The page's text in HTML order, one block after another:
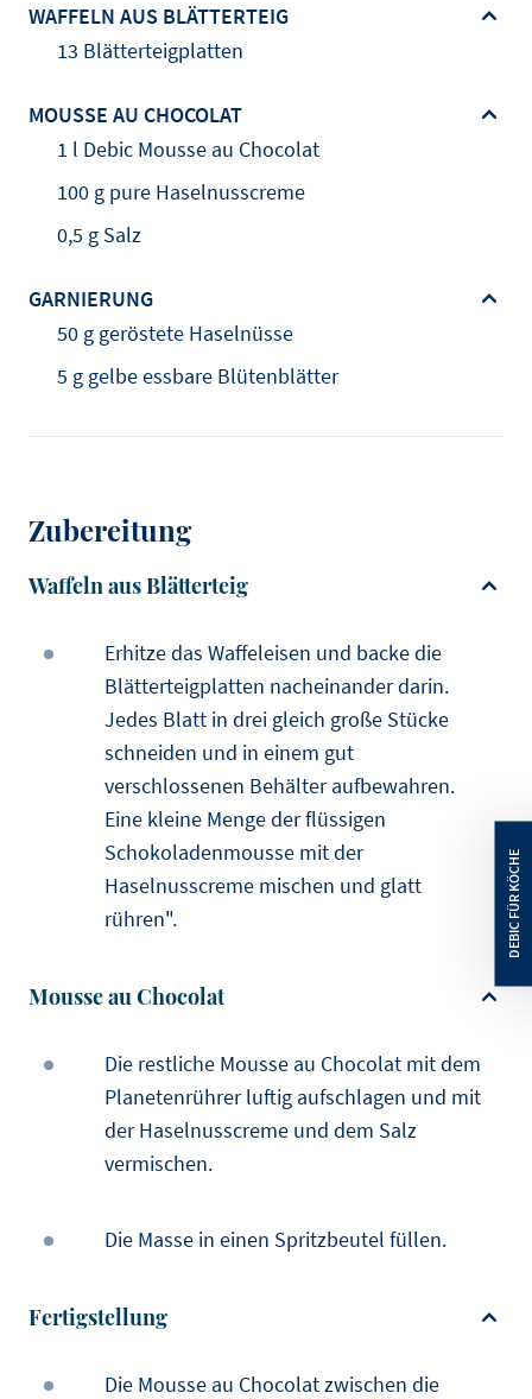
WAFFELN AUS BLÄTTERTEIG
13 Blätterteigplatten
MOUSSE AU CHOCOLAT
1 l Debic Mousse au Chocolat
100 g pure Haselnusscreme
0,5 g Salz
GARNIERUNG
50 g geröstete Haselnüsse
5 g gelbe essbare Blütenblätter
Zubereitung
Waffeln aus Blätterteig
Erhitze das Waffeleisen und backe die
Blätterteigplatten nacheinander darin.
Jedes Blatt in drei gleich große Stücke
schneiden und in einem gut
verschlossenen Behälter aufbewahren.
Eine kleine Menge der flüssigen
Schokoladenmousse mit der
Haselnusscreme mischen und glatt
rühren".
Mousse au Chocolat
Die restliche Mousse au Chocolat mit dem
Planetenrührer luftig aufschlagen und mit
der Haselnusscreme und dem Salz
vermischen.
Die Masse in einen Spritzbeutel füllen.
Fertigstellung
Die Mousse au Chocolat zwischen die